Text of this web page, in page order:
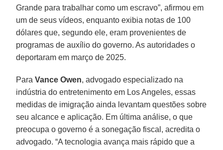
Grande para trabalhar como um escravo”, afirmou em
um de seus vídeos, enquanto exibia notas de 100
dólares que, segundo ele, eram provenientes de
programas de auxílio do governo. As autoridades o
deportaram em março de 2025.
Para Vance Owen, advogado especializado na
indústria do entretenimento em Los Angeles, essas
medidas de imigração ainda levantam questões sobre
seu alcance e aplicação. Em última análise, o que
preocupa o governo é a sonegação fiscal, acredita o
advogado. “A tecnologia avança mais rápido que a